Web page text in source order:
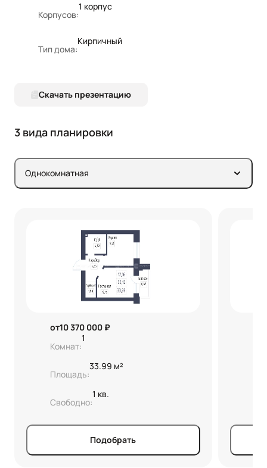
Корпусов:
1 корпус
Тип дома:
Кирпичный
Скачать презентацию
3 вида планировки
Однокомнатная
от10 370 000 ₽
Комнат:
1
Площадь:
33.99 м²
Свободно:
1 кв.
Подобрать